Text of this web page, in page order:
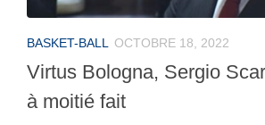
BASKET-BALL OCTOBRE 18, 2022
Virtus Bologna, Sergio
à moitié fait